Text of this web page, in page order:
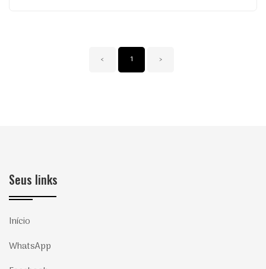
‹ 1 ›
Seus links
Início
WhatsApp